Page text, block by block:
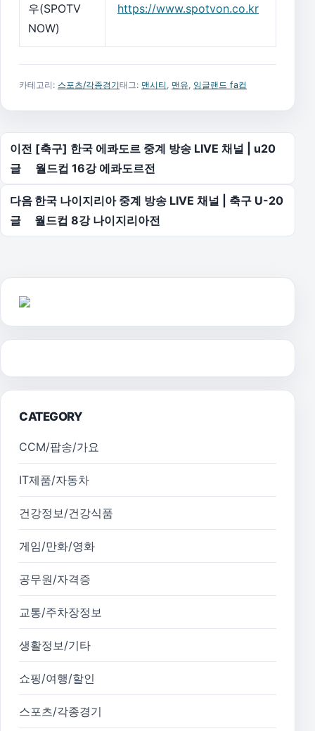
우(SPOTV
NOW)
https://www.spotvon.co.kr
카테고리: 스포츠/각종경기태그: 맨시티 맨유 잉글랜드 fa컵
글 탐색
이전
글
[축구] 한국 에콰도르 중계 방송 LIVE 채널 | u20
월드컵 16강 에콰도르전
다음
글
한국 나이지리아 중계 방송 LIVE 채널 | 축구 U-20
월드컵 8강 나이지리아전
CATEGORY
CCM/팝송/가요
IT제품/자동차
건강정보/건강식품
게임/만화/영화
공무원/자격증
교통/주차장정보
생활정보/기타
쇼핑/여행/할인
스포츠/각종경기